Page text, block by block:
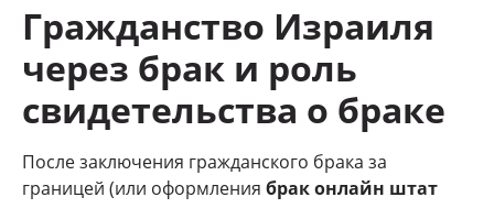
Гражданство Израиля
через брак и роль
свидетельства о браке
После заключения гражданского брака за
границей (или оформления брак онлайн штат